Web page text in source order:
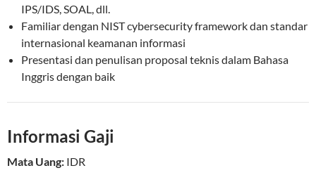
IPS/IDS, SOAL, dll.
Familiar dengan NIST cybersecurity framework dan standar
internasional keamanan informasi
Presentasi dan penulisan proposal teknis dalam Bahasa
Inggris dengan baik
Informasi Gaji
Mata Uang: IDR